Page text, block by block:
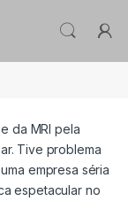
da MRI pela
Tive problema
empresa séria
espetacular no